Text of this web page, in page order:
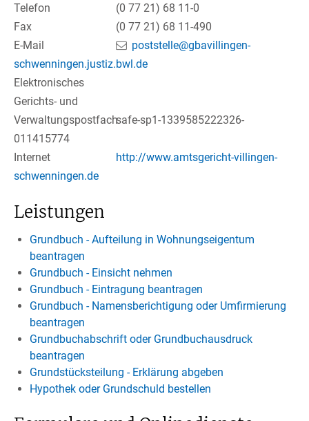
Telefon (0 77 21) 68 11-0
Fax
(0 77 21) 68 11-490
E-Mail
poststelle@gbavillingen-
schwenningen.justiz.bwl.de
Elektronisches
Gerichts- und
Verwaltungspostfachsafe-sp1-1339585222326-
011415774
Internet
http://www.amtsgericht-villingen-
schwenningen.de
Leistungen
Grundbuch - Aufteilung in Wohnungseigentum
beantragen
Grundbuch - Einsicht nehmen
Grundbuch - Eintragung beantragen
Grundbuch - Namensberichtigung oder Umfirmierung
beantragen
Grundbuchabschrift oder Grundbuchausdruck
beantragen
Grundstücksteilung - Erklärung abgeben
Hypothek oder Grundschuld bestellen